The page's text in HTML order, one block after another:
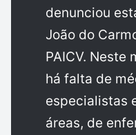
denunciou
João do
PAICV. Neste
há falta de
especialistas
áreas, de